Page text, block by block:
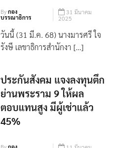
ผู้เสียชีวิตจากแผ่นดินไหว
Byกอง
บรรณาธิการ
31 มีนาคม
2025
ประกันสังคม แจงลงทุนตึก
ย่านพระราม 9 ให้ผล
ตอบแทนสูง มีผู้เช่าแล้ว
45%